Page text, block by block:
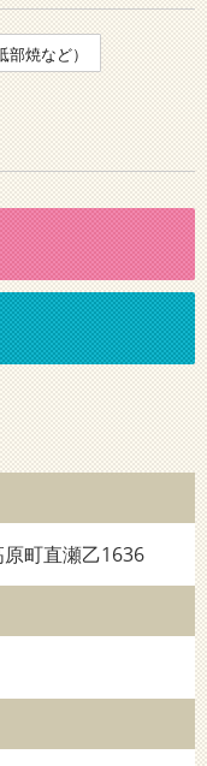
焼など）
町直瀬乙1636